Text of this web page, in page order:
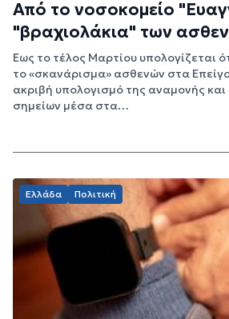
Από το νοσοκομείο
"βραχιολάκια" των
Έως το τέλος Μαρτίου υπολογίζεται
το «σκανάρισμα» ασθενών στα
ακριβή υπολογισμό της αναμονής
σημείων μέσα στα…
Ελλάδα Πολιτική